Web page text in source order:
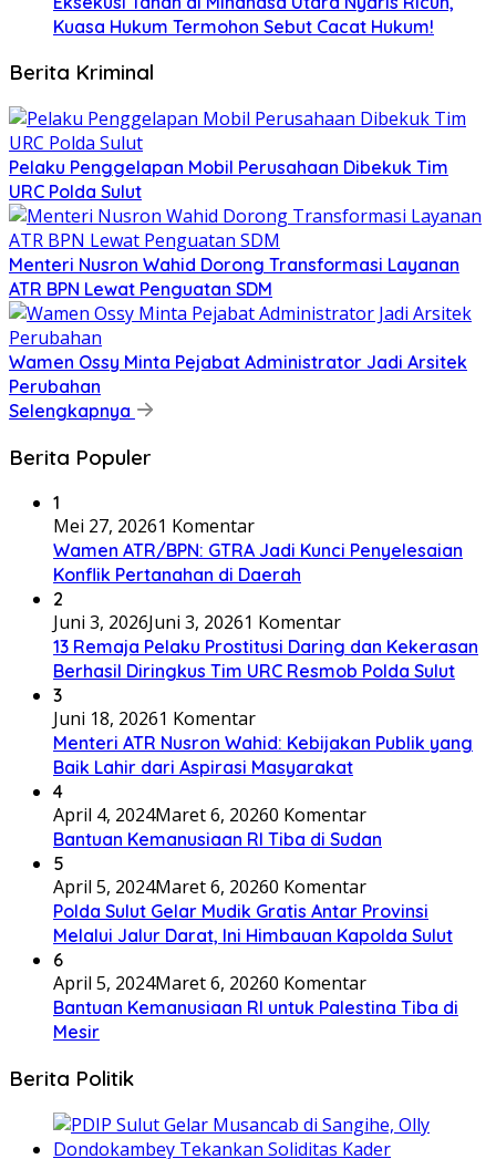
Kuasa Hukum Termohon Sebut Cacat Hukum!
Berita Kriminal
​Pelaku Penggelapan Mobil Perusahaan Dibekuk Tim
URC Polda Sulut
​Menteri Nusron Wahid Dorong Transformasi Layanan
ATR BPN Lewat Penguatan SDM
Wamen Ossy Minta Pejabat Administrator Jadi Arsitek
Perubahan
Selengkapnya
Berita Populer
1
Mei 27, 20261 Komentar
Wamen ATR/BPN: GTRA Jadi Kunci Penyelesaian
Konflik Pertanahan di Daerah
2
Juni 3, 2026Juni 3, 20261 Komentar
13 Remaja Pelaku Prostitusi Daring dan Kekerasan
Berhasil Diringkus Tim URC Resmob Polda Sulut
3
Juni 18, 20261 Komentar
Menteri ATR Nusron Wahid: Kebijakan Publik yang
Baik Lahir dari Aspirasi Masyarakat
4
April 4, 2024Maret 6, 20260 Komentar
Bantuan Kemanusiaan RI Tiba di Sudan
5
April 5, 2024Maret 6, 20260 Komentar
Polda Sulut Gelar Mudik Gratis Antar Provinsi
Melalui Jalur Darat, Ini Himbauan Kapolda Sulut
6
April 5, 2024Maret 6, 20260 Komentar
Bantuan Kemanusiaan RI untuk Palestina Tiba di
Mesir
Berita Politik